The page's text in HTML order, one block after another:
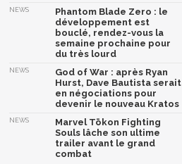
NEWS
Phantom Blade Zero : le
développement est
bouclé, rendez-vous la
semaine prochaine pour
du très lourd
NEWS
God of War : après Ryan
Hurst, Dave Bautista serait
en négociations pour
devenir le nouveau Kratos
NEWS
Marvel Tōkon Fighting
Souls lâche son ultime
trailer avant le grand
combat